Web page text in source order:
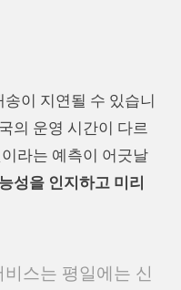
이 지연될 수 있습니
의 운영 시간이 다르
라는 예측이 어긋날
성을 인지하고 미리
스는 평일에는 신